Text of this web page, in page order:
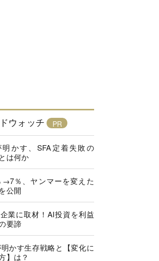
ウォッチ
かす、SFA定着失敗の
は何か
→7％、ヤンマーを変えた
公開
業に取材！AI投資を利益
要諦
かす生存戦略と【変化に
】は？